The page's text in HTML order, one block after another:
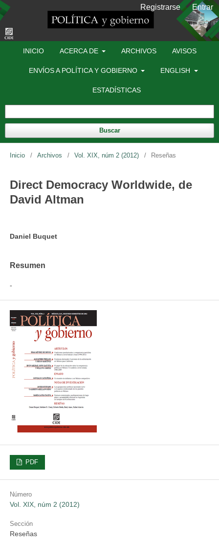
INICIO ACERCA DE ARCHIVOS AVISOS
ENVÍOS A POLÍTICA Y GOBIERNO ENGLISH
ESTADÍSTICAS
Buscar
Registrarse Entrar
Inicio / Archivos / Vol. XIX, núm 2 (2012) / Reseñas
Direct Democracy Worldwide, de
David Altman
Daniel Buquet
Resumen
-
PDF
Número
Vol. XIX, núm 2 (2012)
Sección
Reseñas